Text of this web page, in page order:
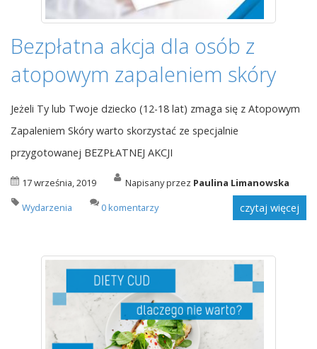
Bezpłatna akcja dla osób z
atopowym zapaleniem skóry
Jeżeli Ty lub Twoje dziecko (12-18 lat) zmaga się z Atopowym
Zapaleniem Skóry warto skorzystać ze specjalnie
przygotowanej BEZPŁATNEJ AKCJI
17 września, 2019 Napisany przez Paulina Limanowska
Wydarzenia
0 komentarzy czytaj więcej